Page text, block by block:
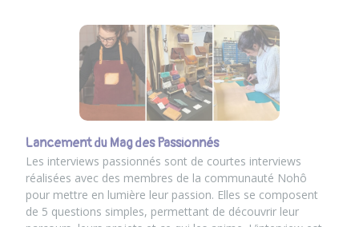
Lancement du Mag des Passionnés
Les interviews passionnés sont de courtes interviews
réalisées avec des membres de la communauté Nohô
pour mettre en lumière leur passion. Elles se composent
de 5 questions simples, permettant de découvrir leur